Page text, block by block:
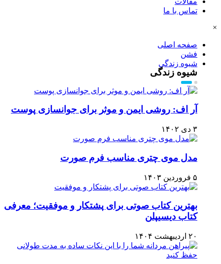
تماس با ما
×
صفحه اصلی
فشن
شیوه زندگی
شیوه زندگی
آر اف: روشی ایمن و موثر برای جوانسازی پوست
۳ دی ۱۴۰۲
مدل موی چتری مناسب فرم صورت
۵ فروردین ۱۴۰۳
بهترین کتاب صوتی برای پشتکار و موفقیت؛ معرفی
کتاب دیسیپلن
۲۰ اردیبهشت ۱۴۰۴